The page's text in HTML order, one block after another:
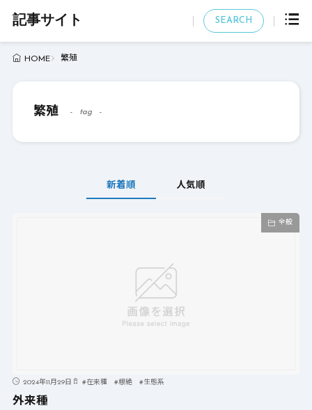
記事サイト SEARCH
HOME 繁殖
繁殖 tag
新着順 人気順
全般
2024年11月29日 #在来種 #根絶 #生態系
外来種